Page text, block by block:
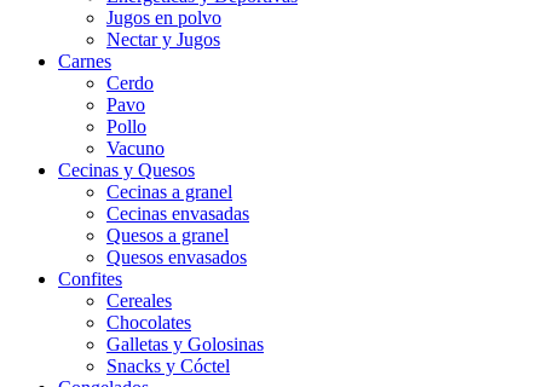
Jugos en polvo
Nectar y Jugos
Carnes
Cerdo
Pavo
Pollo
Vacuno
Cecinas y Quesos
Cecinas a granel
Cecinas envasadas
Quesos a granel
Quesos envasados
Confites
Cereales
Chocolates
Galletas y Golosinas
Snacks y Cóctel